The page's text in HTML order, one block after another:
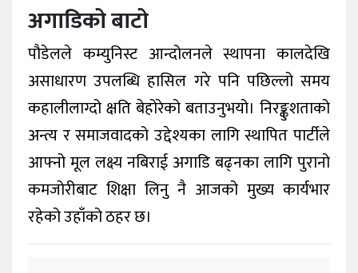
अगाडिको बाटो
पौडेलले कम्युनिस्ट आन्दोलनले स्थापना कालदेखि
असाधारण उपलब्धि हासिल गरे पनि पछिल्लो समय
कहालीलाग्दो क्षति बेहोरेको बताउनुभयो। निरङ्कुशताको
अन्त्य र समाजवादको उद्देश्यका लागि स्थापित पार्टीले
आफ्नो मूल लक्ष्य नबिराई अगाडि बढ्नका लागि पुरानो
कमजोरीबाट शिक्षा लिनु नै आजको मुख्य कार्यभार
रहेको उहाँको ठहर छ।